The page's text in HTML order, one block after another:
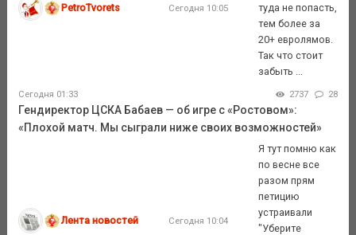
PetroTvorets Сегодня 10:05
туда не попасть,
тем более за
20+ евролямов.
Так что стоит
забыть ...
Сегодня 01:33 2737 28
Гендиректор ЦСКА Бабаев — об игре с «Ростовом»:
«Плохой матч. Мы сыграли ниже своих возможностей»
Лента новостей Сегодня 10:04
Я тут помню как
по весне все
разом прям
петицию
устраивали
"Уберите